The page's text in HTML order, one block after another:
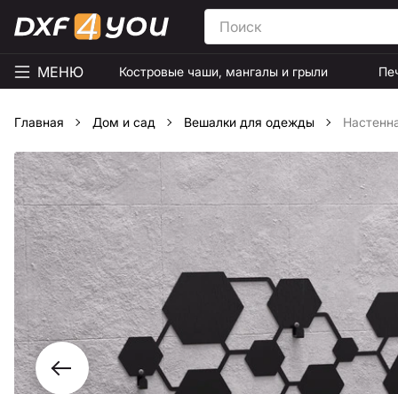
МЕНЮ Костровые чаши, мангалы и грыли
Главная Дом и сад Вешалки для одежды